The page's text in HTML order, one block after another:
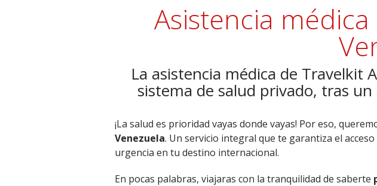
Asistencia
La asistencia médica de Travelkit
sistema de salud privado, tras
¡La salud es prioridad vayas donde vayas! Por eso,
Venezuela. Un servicio integral que te garantiza el
urgencia en tu destino internacional.
En pocas palabras, viajaras con la tranquilidad de saberte